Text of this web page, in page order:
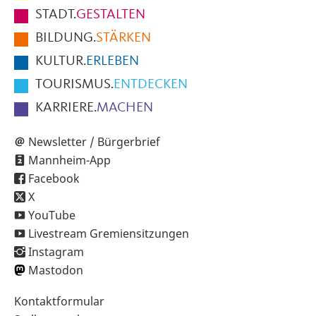
der
Seite
STADT.GESTALTEN
BILDUNG.STÄRKEN
KULTUR.ERLEBEN
TOURISMUS.ENTDECKEN
KARRIERE.MACHEN
Newsletter / Bürgerbrief
Mannheim-App
Facebook
X
YouTube
Livestream Gremiensitzungen
Instagram
Mastodon
Sekundärnavigation
Kontaktformular